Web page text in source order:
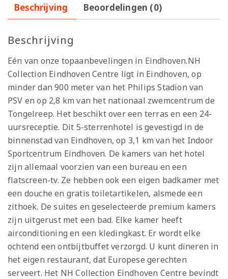
Beschrijving Beoordelingen (0)
Beschrijving
Eén van onze topaanbevelingen in Eindhoven.NH
Collection Eindhoven Centre ligt in Eindhoven, op
minder dan 900 meter van het Philips Stadion van
PSV en op 2,8 km van het nationaal zwemcentrum de
Tongelreep. Het beschikt over een terras en een 24-
uursreceptie. Dit 5-sterrenhotel is gevestigd in de
binnenstad van Eindhoven, op 3,1 km van het Indoor
Sportcentrum Eindhoven. De kamers van het hotel
zijn allemaal voorzien van een bureau en een
flatscreen-tv. Ze hebben ook een eigen badkamer met
een douche en gratis toiletartikelen, alsmede een
zithoek. De suites en geselecteerde premium kamers
zijn uitgerust met een bad. Elke kamer heeft
airconditioning en een kledingkast. Er wordt elke
ochtend een ontbijtbuffet verzorgd. U kunt dineren in
het eigen restaurant, dat Europese gerechten
serveert. Het NH Collection Eindhoven Centre bevindt